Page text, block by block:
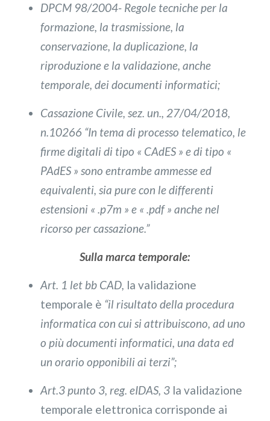
DPCM 98/2004- Regole tecniche per la
formazione, la trasmissione, la
conservazione, la duplicazione, la
riproduzione e la validazione, anche
temporale, dei documenti informatici;
Cassazione Civile, sez. un., 27/04/2018,
n.10266 “In tema di processo telematico, le
firme digitali di tipo « CAdES » e di tipo «
PAdES » sono entrambe ammesse ed
equivalenti, sia pure con le differenti
estensioni « .p7m » e « .pdf » anche nel
ricorso per cassazione.”
Sulla marca temporale:
Art. 1 let bb CAD, la validazione
temporale è “il risultato della procedura
informatica con cui si attribuiscono, ad uno
o più documenti informatici, una data ed
un orario opponibili ai terzi”;
Art.3 punto 3, reg. eIDAS, 3la validazione
temporale elettronica corrisponde ai